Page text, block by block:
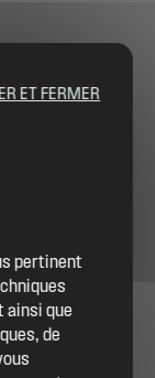
pertinent
ainsi que
de
ET FERMER